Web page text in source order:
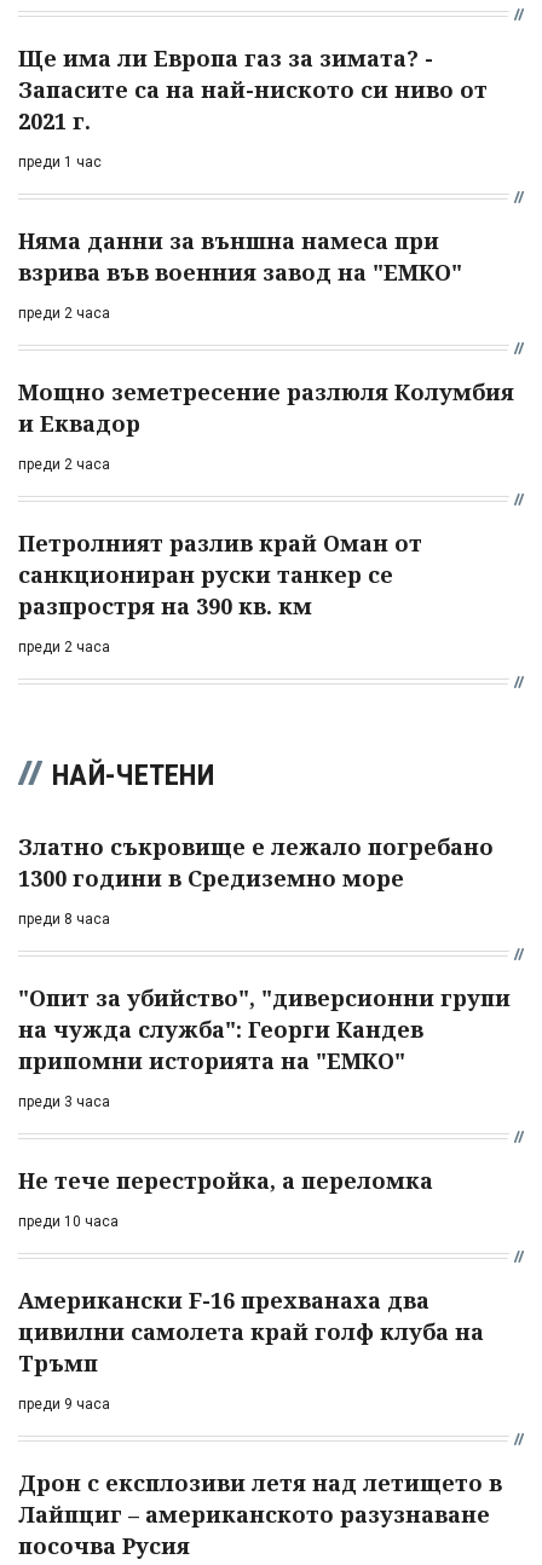
Ще има ли Европа газ за зимата? -
Запасите са на най-ниското си ниво от
2021 г.
преди 1 час
Няма данни за външна намеса при
взрива във военния завод на "ЕМКО"
преди 2 часа
Мощно земетресение разлюля Колумбия
и Еквадор
преди 2 часа
Петролният разлив край Оман от
санкциониран руски танкер се
разпростря на 390 кв. км
преди 2 часа
НАЙ-ЧЕТЕНИ
Златно съкровище е лежало погребано
1300 години в Средиземно море
преди 8 часа
"Опит за убийство", "диверсионни групи
на чужда служба": Георги Кандев
припомни историята на "ЕМКО"
преди 3 часа
Не тече перестройка, а переломка
преди 10 часа
Американски F-16 прехванаха два
цивилни самолета край голф клуба на
Тръмп
преди 9 часа
Дрон с експлозиви летя над летището в
Лайпциг – американското разузнаване
посочва Русия